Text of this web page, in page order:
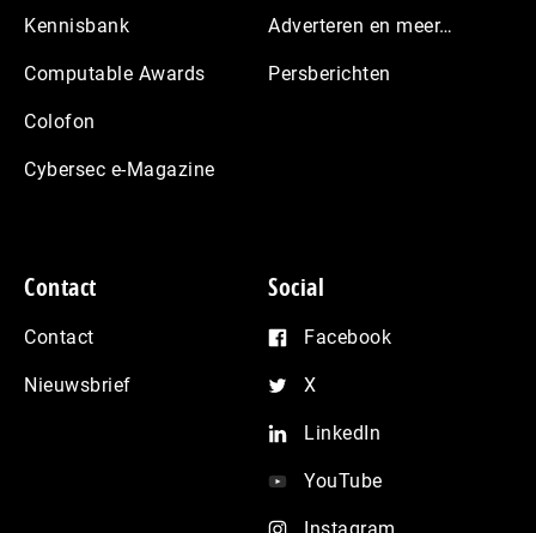
Kennisbank
Computable Awards
Colofon
Cybersec e-Magazine
Adverteren en meer…
Persberichten
Contact
Contact
Nieuwsbrief
Social
Facebook
X
LinkedIn
YouTube